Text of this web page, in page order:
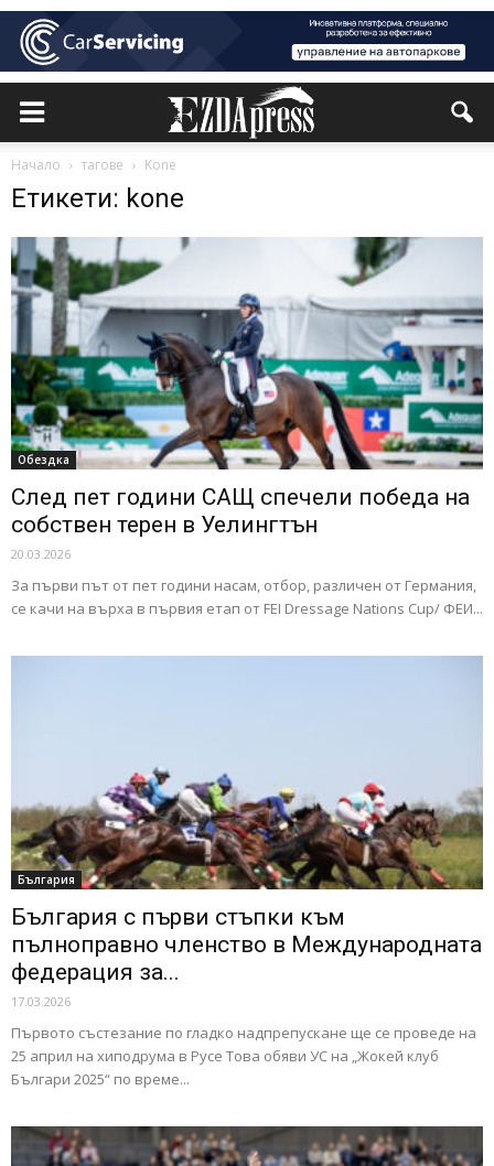
Начало тагове Kone
Етикети: kone
Обездка
След пет години САЩ спечели победа на
собствен терен в Уелингтън
20.03.2026
За първи път от пет години насам, отбор, различен от Германия,
се качи на върха в първия етап от FEI Dressage Nations Cup/ ФЕИ...
България
България с първи стъпки към
пълноправно членство в Международната
федерация за...
17.03.2026
Първото състезание по гладко надпрепускане ще се проведе на
25 април на хиподрума в Русе Това обяви УС на „Жокей клуб
Българи 2025“ по време...